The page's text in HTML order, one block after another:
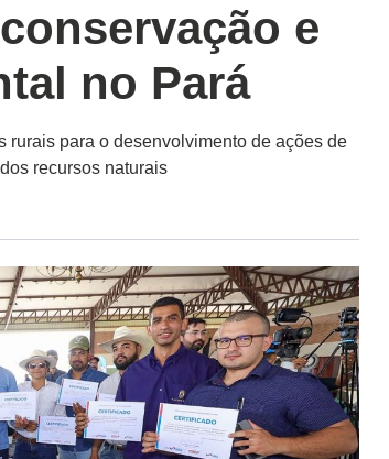
e
no Pará
rurais para o desenvolvimento de ações de
recursos naturais